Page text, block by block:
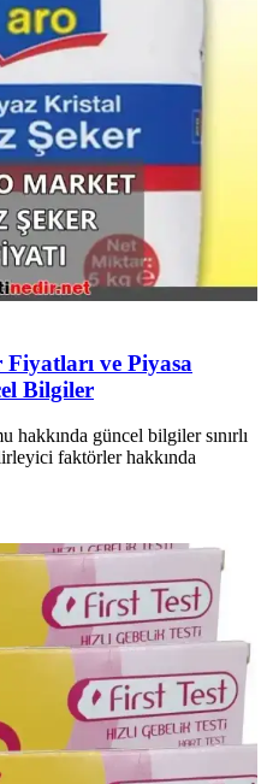
ve Piyasa
Bilgiler
hakkında güncel bilgiler sınırlı
faktörler hakkında